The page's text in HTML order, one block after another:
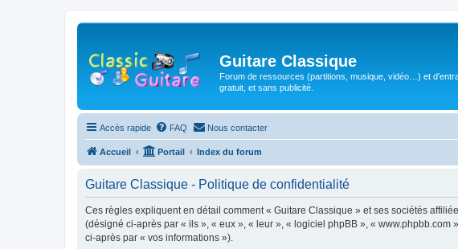
Guitare Classique
Forum de ressources (partitions, musique, vidéo…) et
gratuit, et sans publicité.
Accès rapide FAQ Nous contacter
Accueil Portail Index du forum
Guitare Classique - Politique de confidentialité
Ces règles expliquent en détail comment « Guitare Classique » et ses sociétés
(désigné ci-après par « ils », « eux », « leur », « logiciel phpBB », «
ci-après par « vos informations »).